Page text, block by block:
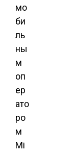
мо
би
ль
ны
м
оп
ер
ато
ро
м
Mi